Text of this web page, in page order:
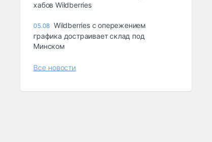
хабов Wildberries
05.08 Wildberries с опережением
графика достраивает склад под
Минском
Все новости